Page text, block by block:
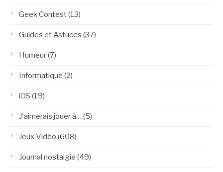
Geek Contest(13)
Guides et Astuces (37)
Humeur(7)
Informatique (2)
iOS (19)
J'aimerais jouer à… (5)
Jeux Vidéo (608)
Journal nostalgie (49)